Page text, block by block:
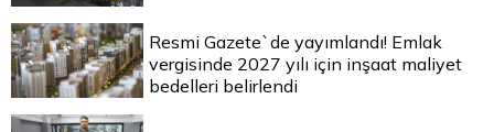
Resmi Gazete`de yayımlandı! Emlak
vergisinde 2027 yılı için inşaat maliyet
bedelleri belirlendi